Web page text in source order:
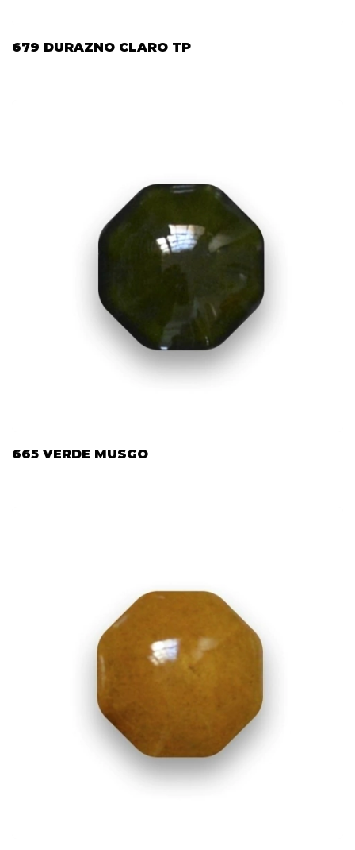
679 DURAZNO CLARO TP
665 VERDE MUSGO